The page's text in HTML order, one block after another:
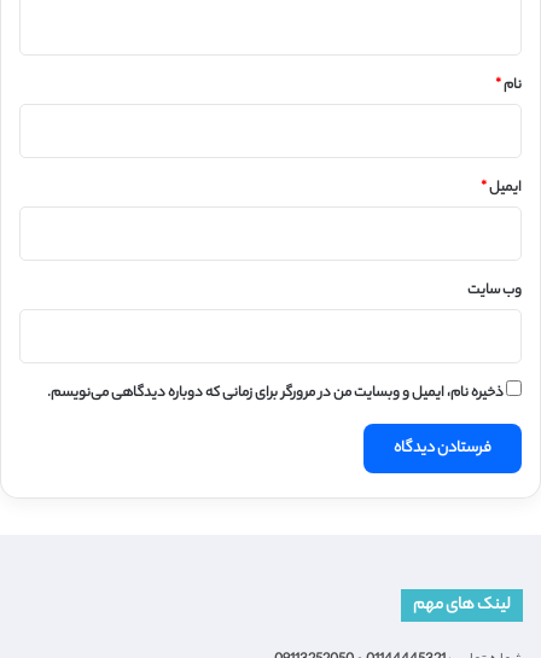
نام*
ایمیل*
وب‌ سایت
ذخیره نام، ایمیل و وبسایت من در مرورگر برای زمانی که دوباره دیدگاهی می‌نویسم.
لینک های مهم